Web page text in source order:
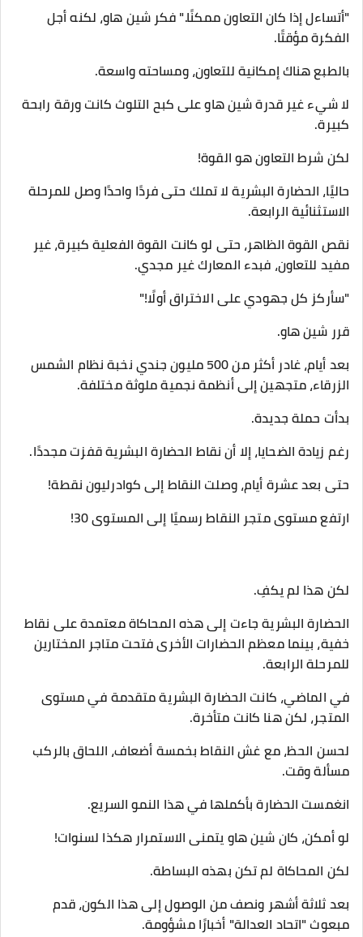
"أتساءل إذا كان التعاون ممكنًا." فكر شين هاو، لكنه أجل
الفكرة مؤقتًا.
بالطبع هناك إمكانية للتعاون، ومساحته واسعة.
لا شيء غير قدرة شين هاو على كبح التلوث كانت ورقة رابحة
كبيرة.
لكن شرط التعاون هو القوة!
حاليًا، الحضارة البشرية لا تملك حتى فردًا واحدًا وصل للمرحلة
الاستثنائية الرابعة.
نقص القوة الظاهر، حتى لو كانت القوة الفعلية كبيرة، غير
مفيد للتعاون، فبدء المعارك غير مجدي.
"سأركز كل جهودي على الاختراق أولًا!"
قرر شين هاو.
بعد أيام، غادر أكثر من 500 مليون جندي نخبة نظام الشمس
الزرقاء، متجهين إلى أنظمة نجمية ملوثة مختلفة.
بدأت حملة جديدة.
رغم زيادة الضحايا، إلا أن نقاط الحضارة البشرية قفزت مجددًا.
حتى بعد عشرة أيام، وصلت النقاط إلى كوادرليون نقطة!
ارتفع مستوى متجر النقاط رسميًا إلى المستوى 30!
لكن هذا لم يكفِ.
الحضارة البشرية جاءت إلى هذه المحاكاة معتمدة على نقاط
خفية، بينما معظم الحضارات الأخرى فتحت متاجر المختارين
للمرحلة الرابعة.
في الماضي، كانت الحضارة البشرية متقدمة في مستوى
المتجر، لكن هنا كانت متأخرة.
لحسن الحظ، مع غش النقاط بخمسة أضعاف، اللحاق بالركب
مسألة وقت.
انغمست الحضارة بأكملها في هذا النمو السريع.
لو أمكن، كان شين هاو يتمنى الاستمرار هكذا لسنوات!
لكن المحاكاة لم تكن بهذه البساطة.
بعد ثلاثة أشهر ونصف من الوصول إلى هذا الكون، قدم
مبعوث "اتحاد العدالة" أخبارًا مشؤومة.